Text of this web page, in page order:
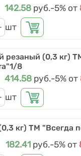
Цена
142.58 руб.Скидки
-5% от
шт
резаный (0,3 кг)
8
Цена
414.58 руб.Скидки
-5%от
шт
кг) ТМ "Всегда
Цена
182.41 руб.Скидки
-5%от